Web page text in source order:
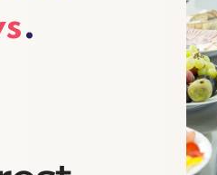
.